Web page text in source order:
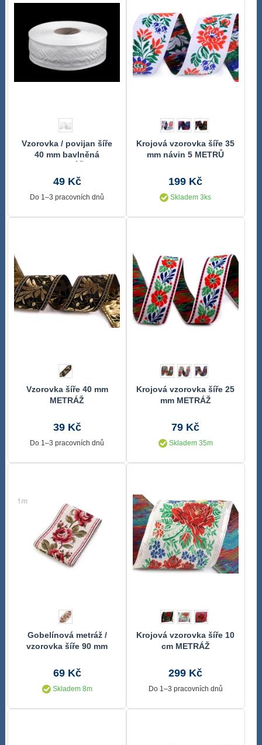
Vzorovka / povijan šíře
40 mm bavlněná
49 Kč
Do 1–3 pracovních dnů
Krojová vzorovka šíře 35
mm návin 5 METRŮ
199 Kč
Skladem 3ks
Vzorovka šíře 40 mm
METRÁŽ
39 Kč
Do 1–3 pracovních dnů
Krojová vzorovka šíře 25
mm METRÁŽ
79 Kč
Skladem 35m
Gobelínová metráž /
vzorovka šíře 90 mm
69 Kč
Skladem 8m
Krojová vzorovka šíře 10
cm METRÁŽ
299 Kč
Do 1–3 pracovních dnů